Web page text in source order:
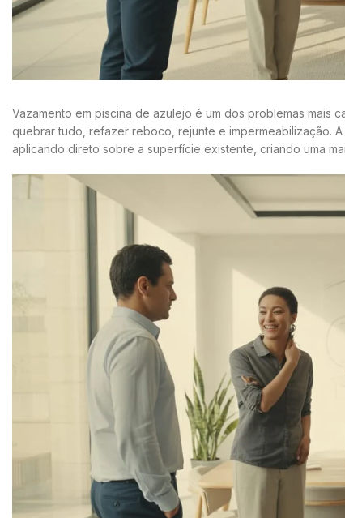
Vazamento em piscina de azulejo é um dos problemas mais
quebrar tudo, refazer reboco, rejunte e impermeabilização.
aplicando direto sobre a superfície existente, criando uma